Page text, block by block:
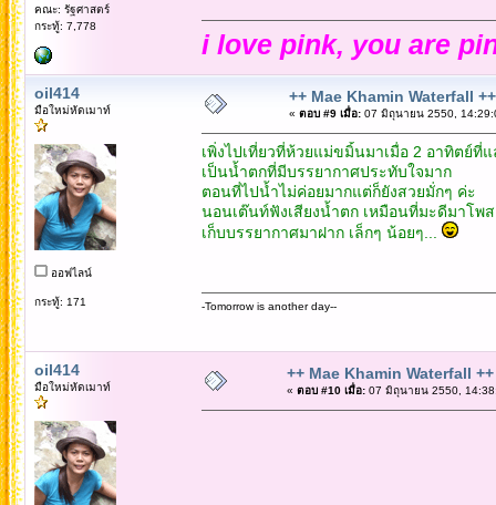
คณะ: รัฐศาสตร์
กระทู้: 7,778
i love pink, you are
oil414
มือใหม่หัดเมาท์
ออฟไลน์
กระทู้: 171
++ Mae Khamin Waterfall ++
« ตอบ #9 เมื่อ:07 มิถุนายน 2550,
เพิ่งไปเที่ยวที่ห้วยแม่ขมิ้นมาเมื่อ 2 อาทิตย์ที่
เป็นน้ำตกที่มีบรรยากาศประทับใจมาก
ตอนที่ไปน้ำไม่ค่อยมากแต่ก็ยังสวยมั่กๆ ค่ะ
นอนเต๊นท์ฟังเสียงน้ำตก เหมือนที่มะดีมาโพส
เก็บบรรยากาศมาฝาก เล็กๆ น้อยๆ...
-Tomorrow is another day--
oil414
มือใหม่หัดเมาท์
++ Mae Khamin Waterfall ++
« ตอบ #10 เมื่อ:07 มิถุนายน 2550,